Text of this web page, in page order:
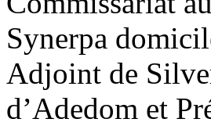
Synerpa
Adjoint de
d’Adedom et